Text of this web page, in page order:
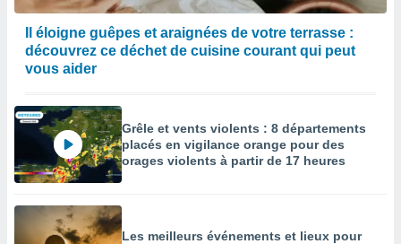
Il éloigne guêpes et araignées de votre terrasse :
découvrez ce déchet de cuisine courant qui peut
vous aider
Grêle et vents violents : 8 départements
placés en vigilance orange pour des
orages violents à partir de 17 heures
Les meilleurs événements et lieux pour